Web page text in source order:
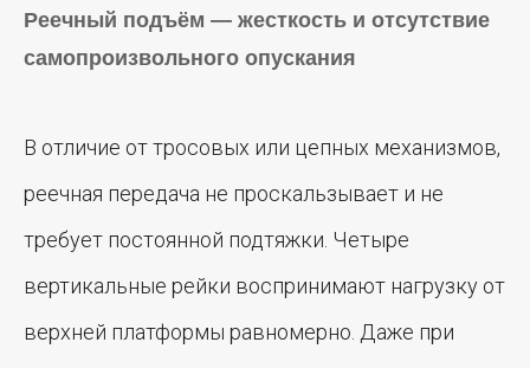
Реечный подъём — жесткость и отсутствие
самопроизвольного опускания
В отличие от тросовых или цепных механизмов,
реечная передача не проскальзывает и не
требует постоянной подтяжки. Четыре
вертикальные рейки воспринимают нагрузку от
верхней платформы равномерно. Даже при